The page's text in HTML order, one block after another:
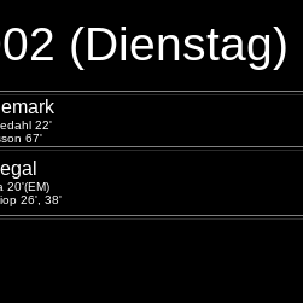
(Dienstag)
22'
67'
20'(EM)
26', 38'